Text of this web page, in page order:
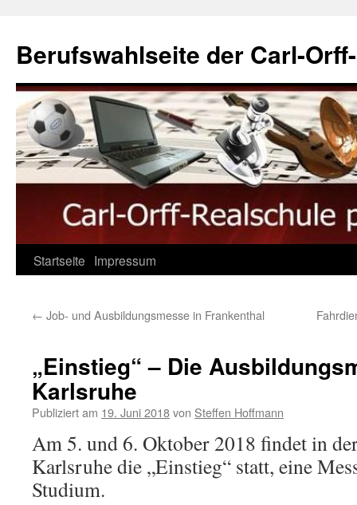
Berufswahlseite der Carl-
Startseite Impressum
← Job- und Ausbildungsmesse in Frankenthal
„Einstieg“ – Die
Karlsruhe
Publiziert am 19. Juni 2018von Steffen Hoffmann
Am 5. und 6. Oktober 2018 findet in
Karlsruhe die „Einstieg“ statt, eine
Studium.